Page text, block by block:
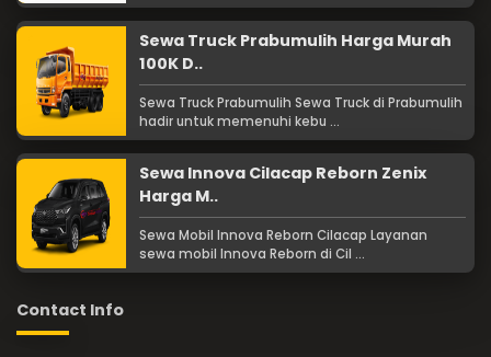
Sewa Truck Prabumulih Harga Murah
100K D..
Sewa Truck Prabumulih Sewa Truck di Prabumulih
hadir untuk memenuhi kebu ...
Sewa Innova Cilacap Reborn Zenix
Harga M..
Sewa Mobil Innova Reborn Cilacap Layanan
sewa mobil Innova Reborn di Cil ...
Contact Info